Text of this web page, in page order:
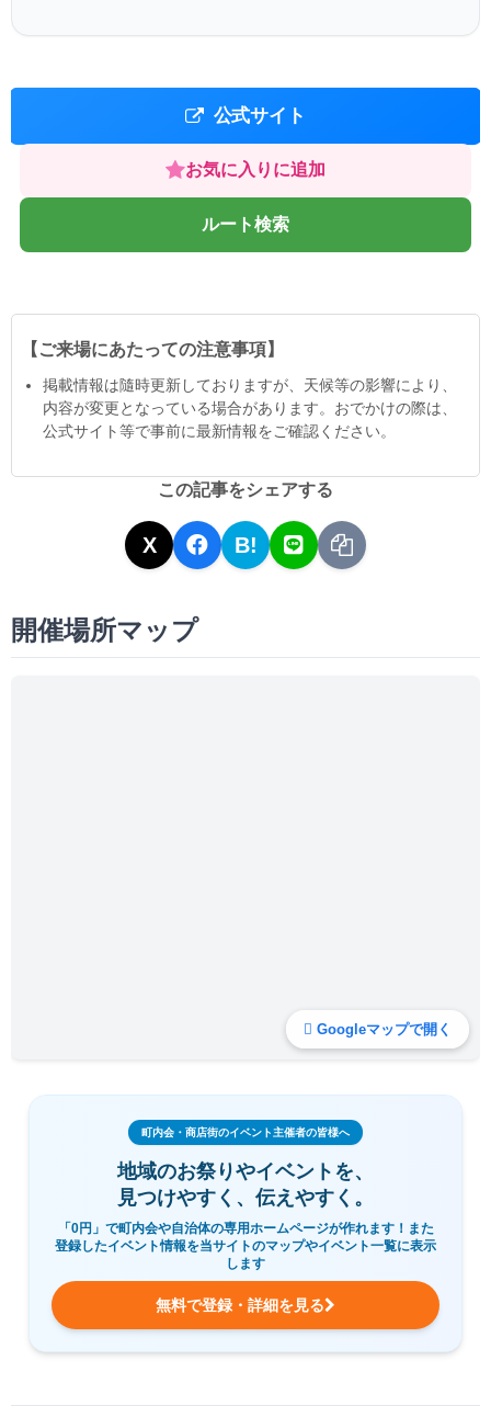
公式サイト
お気に入りに追加
ルート検索
【ご来場にあたっての注意事項】
掲載情報は隨時更新しておりますが、天候等の影響により、
内容が変更となっている場合があります。おでかけの際は、
公式サイト等で事前に最新情報をご確認ください。
この記事をシェアする
X B!
開催場所マップ
Googleマップで開く
町内会・商店街のイベント主催者の皆様へ
地域のお祭りやイベントを、
見つけやすく、伝えやすく。
「0円」で町内会や自治体の専用ホームページが作れます！また
登録したイベント情報を当サイトのマップやイベント一覧に表示
します
無料で登録・詳細を見る